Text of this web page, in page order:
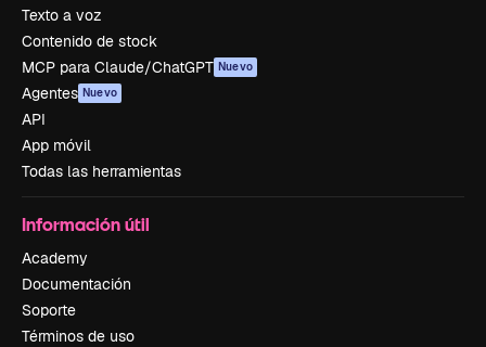
Texto a voz
Contenido de stock
MCP para Claude/ChatGPT Nuevo
Agentes Nuevo
API
App móvil
Todas las herramientas
Información útil
Academy
Documentación
Soporte
Términos de uso